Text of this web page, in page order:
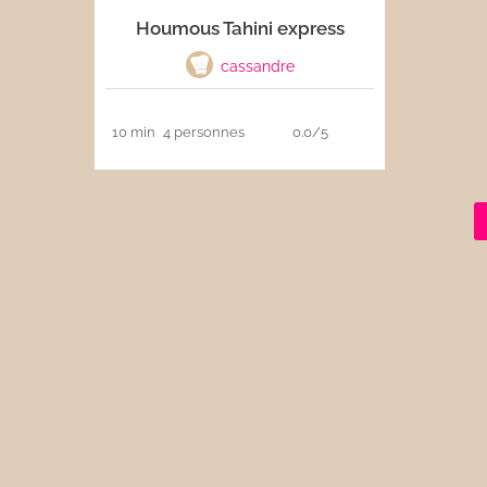
Boissons
Houmous Tahini express
cassandre
10 min 4 personnes 0.0/5